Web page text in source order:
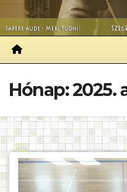
Hónap:2025.